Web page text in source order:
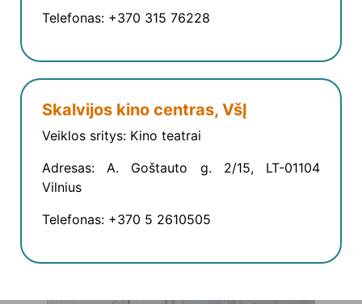
Telefonas: +370 315 76228
Skalvijos kino centras, VšĮ
Veiklos sritys: Kino teatrai
Adresas: A. Goštauto g. 2/15, LT-01104
Vilnius
Telefonas: +370 5 2610505